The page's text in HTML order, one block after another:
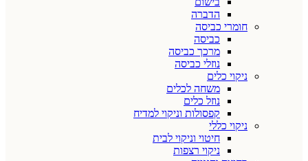
הדברה
חומרי כביסה
כביסה
מרכך כביסה
נוזלי כביסה
ניקוי כלים
משחה לכלים
נוזל כלים
קפסולות וניקוי למדיח
ניקוי כללי
חיטוי וניקוי לבית
ניקוי רצפות